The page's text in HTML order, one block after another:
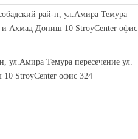
рай-н, ул.Амира Темура
и Ахмад Дониш 10 StroyCenter офис
ул.Амира Темура пересечение ул.
StroyCenter офис 324